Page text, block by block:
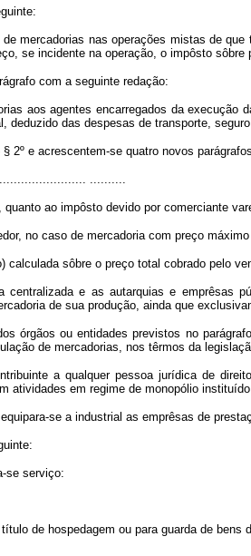
mercadorias nas operações mistas de
se incidente na operação, o impôsto sôbre
com a seguinte redação:
aos agentes encarregados da
deduzido das despesas de transporte,
2º e acrescentem-se quatro novos
..........
ao impôsto devido por comerciante
no caso de mercadoria com preço
calculada sôbre o preço total cobrado pelo
centralizada e as autarquias e emprêsas
de sua produção, ainda que
órgãos ou entidades previstos no
de mercadorias, nos têrmos da
a qualquer pessoa jurídica de
atividades em regime de monopólio
se a industrial as emprêsas de
se serviço:
de hospedagem ou para guarda de bens